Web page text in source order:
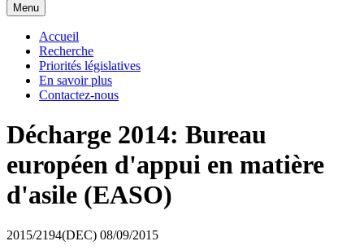
Menu
Accueil
Recherche
Priorités législatives
En savoir plus
Contactez-nous
Décharge 2014: Bureau
européen d'appui en matière
d'asile (EASO)
2015/2194(DEC) 08/09/2015